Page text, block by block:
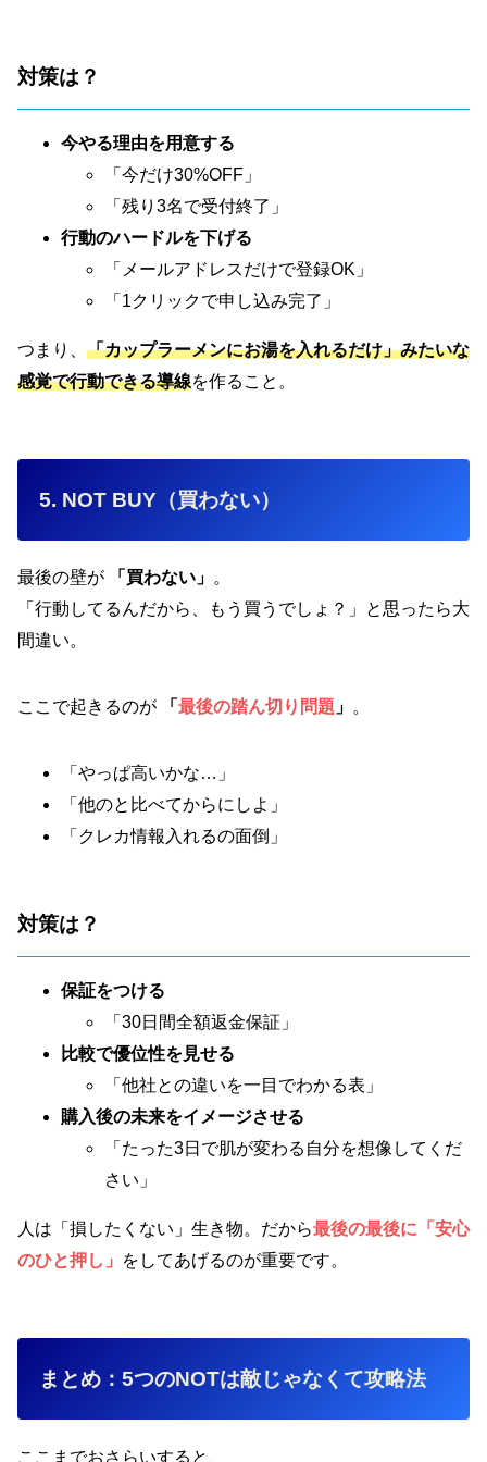
対策は？
今やる理由を用意する
「今だけ30%OFF」
「残り3名で受付終了」
行動のハードルを下げる
「メールアドレスだけで登録OK」
「1クリックで申し込み完了」
つまり、 「カップラーメンにお湯を入れるだけ」みたいな
感覚で行動できる導線を作ること。
5. NOT BUY（買わない）
最後の壁が 「買わない」 。
「行動してるんだから、もう買うでしょ？」と思ったら大
間違い。
ここで起きるのが 「 最後の踏ん切り問題 」 。
「やっぱ高いかな…」
「他のと比べてからにしよ」
「クレカ情報入れるの面倒」
対策は？
保証をつける
「30日間全額返金保証」
比較で優位性を見せる
「他社との違いを一目でわかる表」
購入後の未来をイメージさせる
「たった3日で肌が変わる自分を想像してくだ
さい」
人は「損したくない」生き物。だから最後の最後に「安心
のひと押し」
をしてあげるのが重要です。
まとめ：5つのNOTは敵じゃなくて攻略法
ここまでおさらいすると、